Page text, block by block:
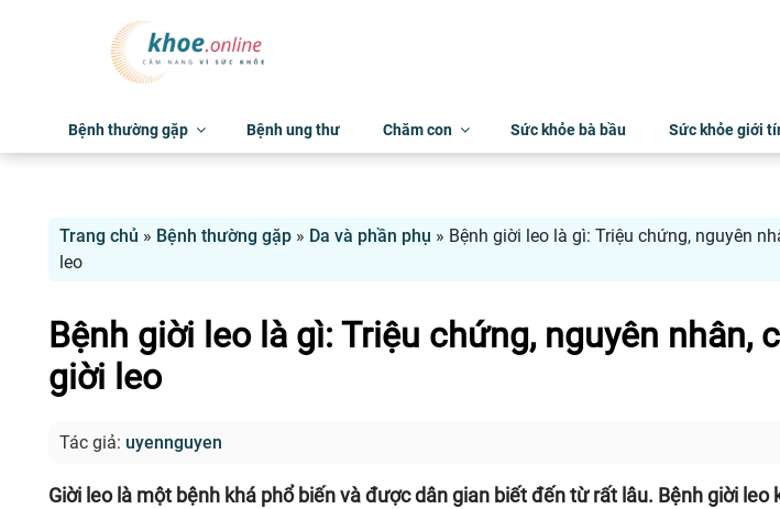
Bệnh thường gặp Bệnh ung thư Chăm con Sức khỏe bà bầu Sức khỏe giới
Trang chủ » Bệnh thường gặp » Da và phần phụ » Bệnh giời leo là gì: Triệu chứng, nguyên
leo
Bệnh giời leo là gì: Triệu chứng, nguyên nhân,
giời leo
Tác giả: uyennguyen
Giời leo là một bệnh khá phổ biến và được dân gian biết đến từ rất lâu. Bệnh giời leo